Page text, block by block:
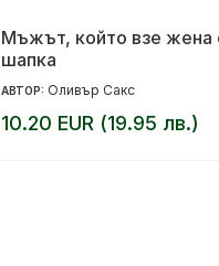
Мъжът, който взе жена
шапка
АВТОР: Оливър Сакс
10.20 EUR (19.95 лв.)